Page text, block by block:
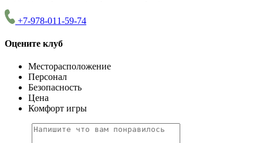
+7-978-011-59-74
Оцените клуб
Месторасположение
Персонал
Безопасность
Цена
Комфорт игры